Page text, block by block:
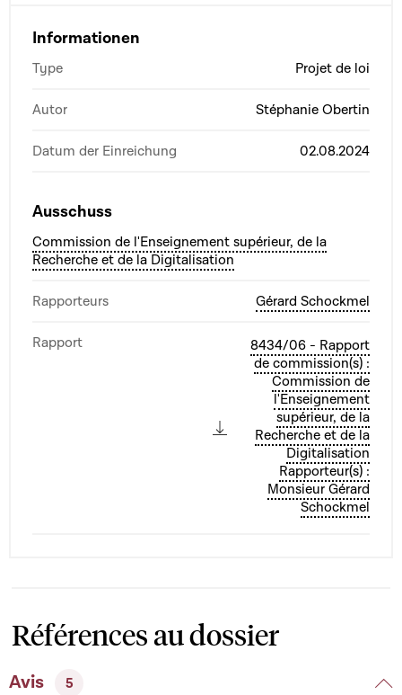
Informationen
Type Projet de loi
Autor Stéphanie Obertin
Datum der Einreichung 02.08.2024
Ausschuss
Commission de l'Enseignement supérieur, de la
Recherche et de la Digitalisation
Rapporteurs Gérard Schockmel
Rapport
8434/06 - Rapport
de commission(s) :
Commission de
l'Enseignement
supérieur, de la
Recherche et de la
Digitalisation
Rapporteur(s) :
Monsieur Gérard
Schockmel
Références au dossier
Avis 5